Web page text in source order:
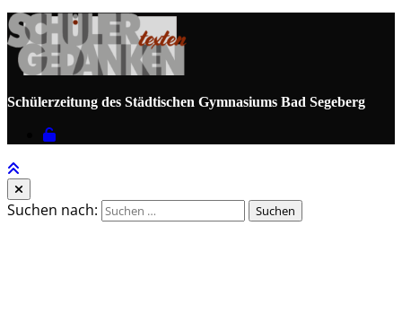
Schülerzeitung des Städtischen Gymnasiums Bad Segeberg
Suchen nach: